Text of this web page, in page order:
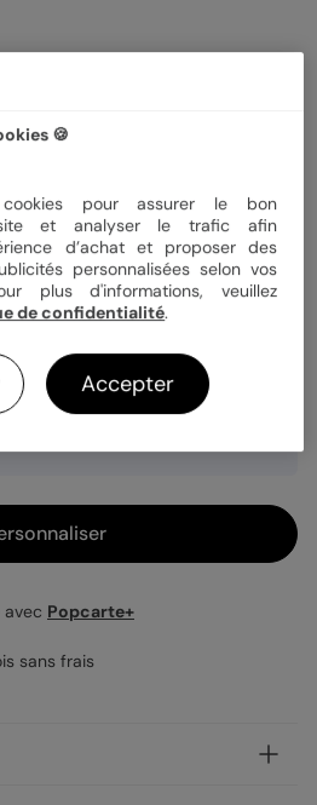
1 carte
avec Popcarte+
sans frais
🍪
pour assurer le bon
et analyser le trafic afin
d’achat et proposer des
personnalisées selon vos
plus d'informations, veuillez
de confidentialité.
Accepter